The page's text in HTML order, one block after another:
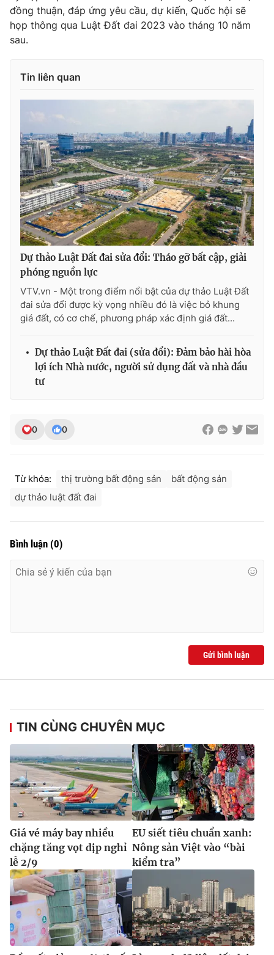
đồng thuận, đáp ứng yêu cầu, dự kiến, Quốc hội sẽ
họp thông qua Luật Đất đai 2023 vào tháng 10 năm
sau.
Tin liên quan
Dự thảo Luật Đất đai sửa đổi: Tháo gỡ bất cập, giải
phóng nguồn lực
VTV.vn - Một trong điểm nổi bật của dự thảo Luật Đất
đai sửa đổi được kỳ vọng nhiều đó là việc bỏ khung
giá đất, có cơ chế, phương pháp xác định giá đất...
Dự thảo Luật Đất đai (sửa đổi): Đảm bảo hài hòa
lợi ích Nhà nước, người sử dụng đất và nhà đầu
tư
0 0
Từ khóa: thị trường bất động sản
bất động sản
dự thảo luật đất đai
Bình luận (0)
Gửi bình luận
TIN CÙNG CHUYÊN MỤC
Giá vé máy bay nhiều
chặng tăng vọt dịp nghỉ
lễ 2/9
EU siết tiêu chuẩn xanh:
Nông sản Việt vào “bài
kiểm tra”